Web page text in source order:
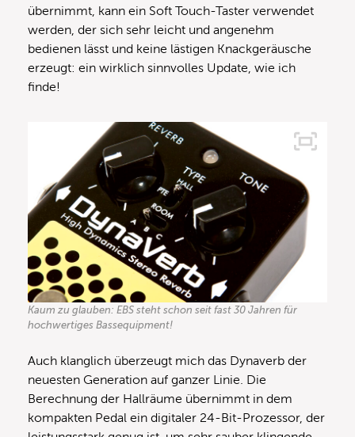
übernimmt, kann ein Soft Touch-Taster verwendet
werden, der sich sehr leicht und angenehm
bedienen lässt und keine lästigen Knackgeräusche
erzeugt: ein wirklich sinnvolles Update, wie ich
finde!
Kaum zu glauben: EBS steht schon seit fast 30 Jahren für
hochwertiges Bassequipment!
Auch klanglich überzeugt mich das Dynaverb der
neuesten Generation auf ganzer Linie. Die
Berechnung der Hallräume übernimmt in dem
kompakten Pedal ein digitaler 24-Bit-Prozessor, der